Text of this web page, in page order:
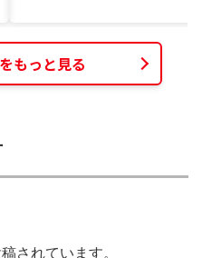
もっと見る
されています。